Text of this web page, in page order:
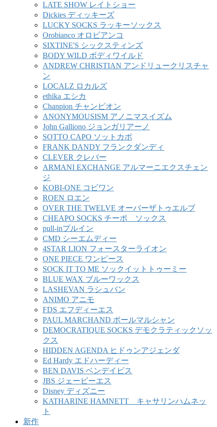
LATE SHOW レイトショー
Dickies ディッキーズ
LUCKY SOCKS ラッキーソックス
Orobianco オロビアンコ
SIXTINE'S シックスティンズ
BODY WILD ボディワイルド
ANDREW CHRISTIAN アンドリュークリスチャ
ン
LOCALZ ロカルズ
ethika エシカ
Chanpion チャンピオン
ANONYMOUSISM アノニマスイズム
John Galliono ジョンガリアーノ
SOTTO CAPO ソットカポ
FRANK DANDY フランクダンディ
CLEVER クレバー
ARMANI EXCHANGE アルマーニエクスチェン
ジ
KOBI-ONE コビワン
ROEN ロエン
OVER THE TWELVE オーバーザトゥエルブ
CHEAPO SOCKS チーポ ソックス
pull-inプルイン
CMD シーエムディー
4STAR LION フォースターライオン
ONE PIECE ワンピース
SOCK IT TO ME ソックイットトゥーミー
BLUE WAX ブルーワックス
LASHEVAN ラシュバン
ANIMO アニモ
FDS エフディーエス
PAUL MARCHAND ポールマルシャン
DEMOCRATIQUE SOCKS デモクラティックソッ
クス
HIDDEN AGENDA ヒドゥンアジェンダ
Ed Hardy エドハーディー
BEN DAVIS ベンデイビス
JBS ジェービーエス
Disney ディズニー
KATHARINE HAMNETT キャサリンハムネッ
ト
新作